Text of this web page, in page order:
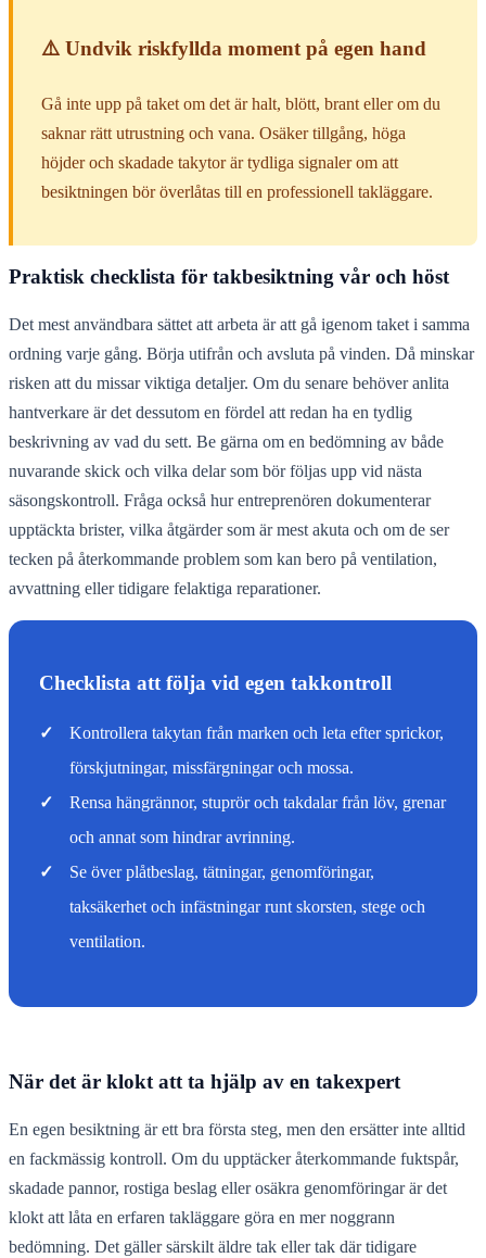
⚠️ Undvik riskfyllda moment på egen hand
Gå inte upp på taket om det är halt, blött, brant eller om du
saknar rätt utrustning och vana. Osäker tillgång, höga
höjder och skadade takytor är tydliga signaler om att
besiktningen bör överlåtas till en professionell takläggare.
Praktisk checklista för takbesiktning vår och höst
Det mest användbara sättet att arbeta är att gå igenom taket i samma
ordning varje gång. Börja utifrån och avsluta på vinden. Då minskar
risken att du missar viktiga detaljer. Om du senare behöver anlita
hantverkare är det dessutom en fördel att redan ha en tydlig
beskrivning av vad du sett. Be gärna om en bedömning av både
nuvarande skick och vilka delar som bör följas upp vid nästa
säsongskontroll. Fråga också hur entreprenören dokumenterar
upptäckta brister, vilka åtgärder som är mest akuta och om de ser
tecken på återkommande problem som kan bero på ventilation,
avvattning eller tidigare felaktiga reparationer.
Checklista att följa vid egen takkontroll
✓
Kontrollera takytan från marken och leta efter sprickor,
förskjutningar, missfärgningar och mossa.
✓
Rensa hängrännor, stuprör och takdalar från löv, grenar
och annat som hindrar avrinning.
✓
Se över plåtbeslag, tätningar, genomföringar,
taksäkerhet och infästningar runt skorsten, stege och
ventilation.
När det är klokt att ta hjälp av en takexpert
En egen besiktning är ett bra första steg, men den ersätter inte alltid
en fackmässig kontroll. Om du upptäcker återkommande fuktspår,
skadade pannor, rostiga beslag eller osäkra genomföringar är det
klokt att låta en erfaren takläggare göra en mer noggrann
bedömning. Det gäller särskilt äldre tak eller tak där tidigare